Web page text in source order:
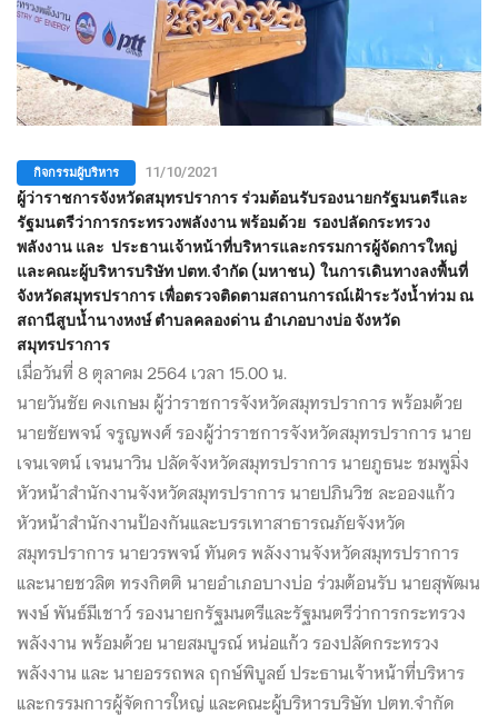
กิจกรรมผู้บริหาร 11/10/2021
ผู้ว่าราชการจังหวัดสมุทรปราการ ร่วมต้อนรับรองนายกรัฐมนตรีและ
รัฐมนตรีว่าการกระทรวงพลังงาน พร้อมด้วย รองปลัดกระทรวง
พลังงาน และ ประธานเจ้าหน้าที่บริหารและกรรมการผู้จัดการใหญ่
และคณะผู้บริหารบริษัท ปตท.จำกัด (มหาชน) ในการเดินทางลงพื้นที่
จังหวัดสมุทรปราการ เพื่อตรวจติดตามสถานการณ์เฝ้าระวังน้ำท่วม ณ
สถานีสูบน้ำนางหงษ์ ตำบลคลองด่าน อำเภอบางบ่อ จังหวัด
สมุทรปราการ
เมื่อวันที่ 8 ตุลาคม 2564 เวลา 15.00 น.
นายวันชัย คงเกษม ผู้ว่าราชการจังหวัดสมุทรปราการ พร้อมด้วย
นายชัยพจน์ จรูญพงศ์ รองผู้ว่าราชการจังหวัดสมุทรปราการ นาย
เจนเจตน์ เจนนาวิน ปลัดจังหวัดสมุทรปราการ นายภูธนะ ชมพูมิ่ง
หัวหน้าสำนักงานจังหวัดสมุทรปราการ นายปภินวิช ละอองแก้ว
หัวหน้าสำนักงานป้องกันและบรรเทาสาธารณภัยจังหวัด
สมุทรปราการ นายวรพจน์ ทันดร พลังงานจังหวัดสมุทรปราการ
และนายชวลิต ทรงกิตติ นายอำเภอบางบ่อ ร่วมต้อนรับ นายสุพัฒน
พงษ์ พันธ์มีเชาว์ รองนายกรัฐมนตรีและรัฐมนตรีว่าการกระทรวง
พลังงาน พร้อมด้วย นายสมบูรณ์ หน่อแก้ว รองปลัดกระทรวง
พลังงาน และ นายอรรถพล ฤกษ์พิบูลย์ ประธานเจ้าหน้าที่บริหาร
และกรรมการผู้จัดการใหญ่ และคณะผู้บริหารบริษัท ปตท.จำกัด